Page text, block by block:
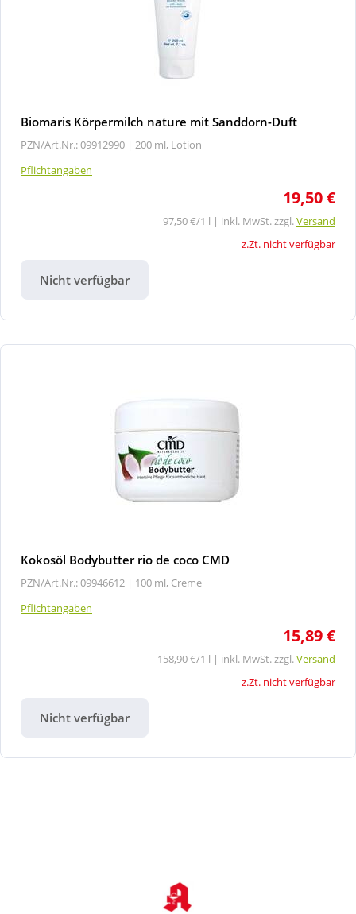
Biomaris Körpermilch nature mit Sanddorn-Duft
PZN/Art.Nr.: 09912990 | 200 ml, Lotion
Pflichtangaben
19,50 €
97,50 €/1 l | inkl. MwSt. zzgl.Versand
z.Zt. nicht verfügbar
Nicht verfügbar
Kokosöl Bodybutter rio de coco CMD
PZN/Art.Nr.: 09946612 | 100 ml, Creme
Pflichtangaben
15,89 €
158,90 €/1 l | inkl. MwSt. zzgl.Versand
z.Zt. nicht verfügbar
Nicht verfügbar